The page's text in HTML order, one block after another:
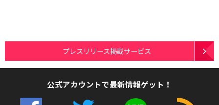
プレスリリース掲載サービス
公式アカウントで最新情報ゲット！